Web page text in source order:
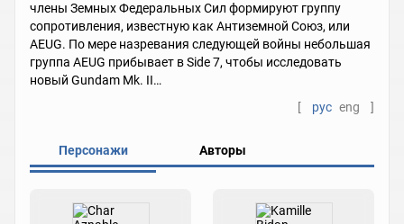
члены Земных Федеральных Сил формируют группу
сопротивления, известную как Антиземной Союз, или
AEUG. По мере назревания следующей войны небольшая
группа AEUG прибывает в Side 7, чтобы исследовать
новый Gundam Mk. II…
[
рус eng ]
Персонажи Авторы